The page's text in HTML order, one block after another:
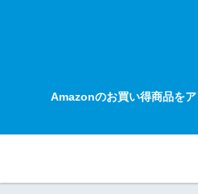
Amazonのお買い得商品を